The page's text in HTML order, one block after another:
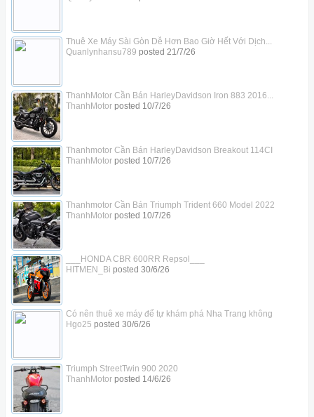
Thuê Xe Máy Sài Gòn Dễ Hơn Bao Giờ Hết Với Dịch...
Quanlynhansu789 posted 21/7/26
ThanhMotor Cần Bán HarleyDavidson Iron 883 2016...
ThanhMotorposted 10/7/26
Thanhmotor Cần Bán HarleyDavidson Breakout 114CI
ThanhMotorposted 10/7/26
Thanhmotor Cần Bán Triumph Trident 660 Model 2022
ThanhMotorposted 10/7/26
___HONDA CBR 600RR Repsol___
HITMEN_Bi posted 30/6/26
Có nên thuê xe máy để tự khám phá Nha Trang không
Hgo25 posted 30/6/26
Triumph StreetTwin 900 2020
ThanhMotorposted 14/6/26